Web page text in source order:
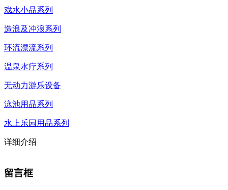
戏水小品系列
造浪及冲浪系列
环流漂流系列
温泉水疗系列
无动力游乐设备
泳池用品系列
水上乐园用品系列
详细介绍
留言框